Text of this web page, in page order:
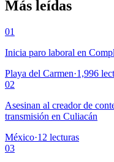
Más leídas
01
Inicia paro laboral en
Playa del Carmen·1,996
02
Asesinan al creador de
transmisión en Culiacán
México·12 lecturas
03